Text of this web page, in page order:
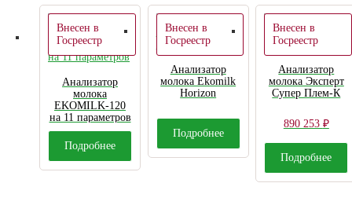
Внесен в
Госреестр
Анализатор
молока
EKOMILK-120
на 11 параметров
Подробнее
Внесен в
Госреестр
Анализатор
молока Ekomilk
Horizon
Подробнее
Внесен в
Госреестр
Анализатор
молока Эксперт
Супер Плем-К
890 253 ₽
Подробнее